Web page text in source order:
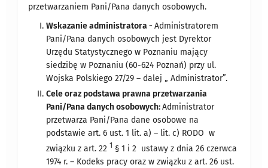
przetwarzaniem Pani/Pana danych osobowych.
Wskazanie administratora -Administratorem
Pani/Pana danych osobowych jest Dyrektor
Urzędu Statystycznego w Poznaniu mający
siedzibę w Poznaniu (60-624 Poznań) przy ul.
Wojska Polskiego 27/29 – dalej „ Administrator”.
Cele oraz podstawa prawna przetwarzania
Pani/Pana danych osobowych:Administrator
przetwarza Pani/Pana dane osobowe na
podstawie art. 6 ust. 1 lit. a) – lit. c) RODO w
związku z art. 22 1 § 1 i 2 ustawy z dnia 26 czerwca
1974 r. – Kodeks pracy oraz w związku z art. 26 ust.